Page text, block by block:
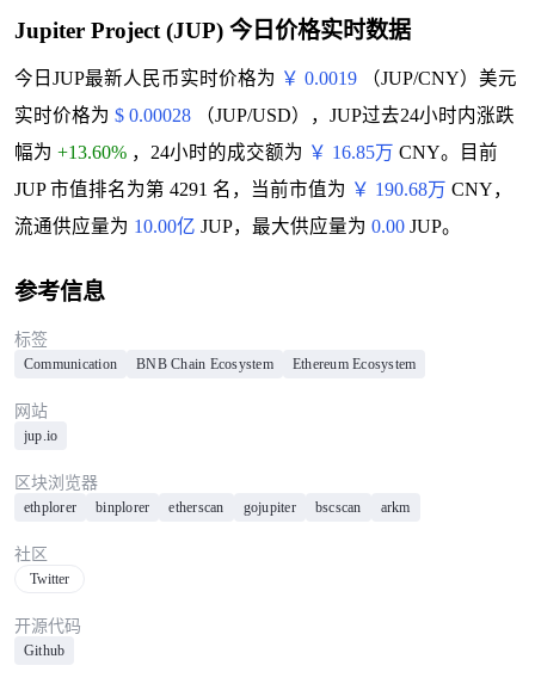
Jupiter Project (JUP) 今日价格实时数据
今日JUP最新人民币实时价格为 ￥ 0.0019（JUP/CNY）美元
实时价格为 $ 0.00028（JUP/USD），JUP过去24小时内涨跌
幅为 +13.60% ，24小时的成交额为 ￥ 16.85万 CNY。目前
JUP 市值排名为第 4291 名，当前市值为 ￥ 190.68万 CNY，
流通供应量为 10.00亿 JUP，最大供应量为 0.00JUP。
参考信息
标签
Communication BNB Chain Ecosystem Ethereum Ecosystem
网站
jup.io
区块浏览器
ethplorer binplorer etherscan gojupiter bscscan arkm
社区
Twitter
开源代码
Github